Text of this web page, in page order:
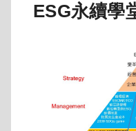
ESG永續學